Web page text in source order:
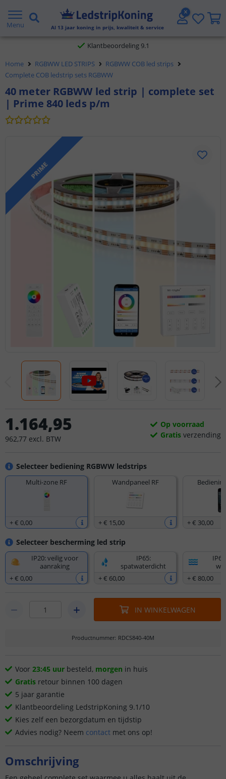
Menu Al 13 jaar koning in prijs, kwaliteit & service
Gratis verzending vanaf € 20,- NL en BE
Klantbeoordeling 9.1
Voor 23:45 uur besteld,morgen in huis
Home RGBWW LED STRIPS
RGBWW COB led strips
Complete COB ledstrip sets RGBWW
40 meter RGBWW led strip | complete set
| Prime 840 leds p/m
PRIME
Selecteer bediening RGBWW ledstrips
Multi-zone RF
+€ 0,00
Wandpaneel RF
+€ 15,00 +€ 30,00
Selecteer bescherming led strip
IP20: veilig voor
aanraking
+€ 0,00
IP65:
spatwaterdicht
+€ 60,00
+€ 80,00
1.164,95
962,77 excl. BTW
Op voorraad
Gratis verzending
IN WINKELWAGEN
Productnummer: RDCS840-40M
Voor 23:45 uur besteld, morgen in huis
Gratis retour binnen 100 dagen
5 jaar garantie
Klantbeoordeling LedstripKoning 9.1/10
Kies zelf een bezorgdatum en tijdstip
Advies nodig? Neem contact met ons op!
Omschrijving